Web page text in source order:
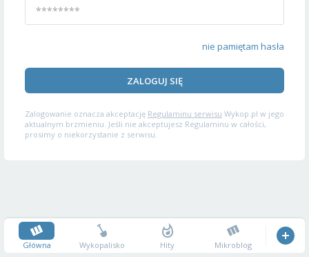
nie pamiętam hasła
ZALOGUJ SIĘ
Zalogowanie oznacza akceptację Regulaminu serwisu Wykop.pl w jego
aktualnym brzmieniu. Jeśli nie akceptujesz Regulaminu w całości,
prosimy o niekorzystanie z serwisu.
Główna Wykopalisko Hity Mikroblog